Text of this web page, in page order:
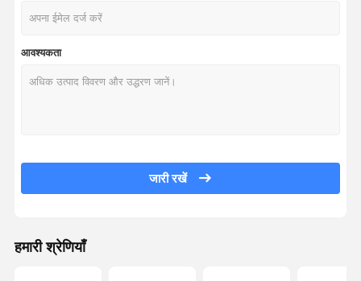
औद्योगिक झिल्ली स्विच
लचीला झिल्ली स्विच
पीसीबी झिल्ली स्विच
ग्राफिक ओवरले
आवश्यकता
जारी रखें
हमारी श्रेणियाँ